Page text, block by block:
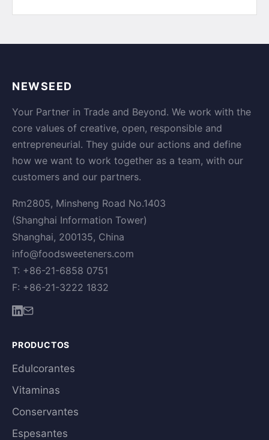
NEWSEED
Your Partner in Trade and Beyond. We work with the
core values of creative, open, responsible and
entrepreneurial. They guide our actions and define
how we want to work together as a team, with our
customers and our partners.
Rm2805, Minsheng Road No.1403
(Shanghai Information Tower)
Shanghai, 200135, China
info@foodsweeteners.com
T: +86-21-6858 0751
F: +86-21-3222 1832
PRODUCTOS
Edulcorantes
Vitaminas
Conservantes
Espesantes